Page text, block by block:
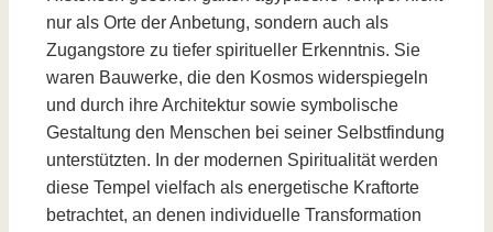
nur als Orte der Anbetung, sondern auch als
Zugangstore zu tiefer spiritueller Erkenntnis. Sie
waren Bauwerke, die den Kosmos widerspiegeln
und durch ihre Architektur sowie symbolische
Gestaltung den Menschen bei seiner Selbstfindung
unterstützten. In der modernen Spiritualität werden
diese Tempel vielfach als energetische Kraftorte
betrachtet, an denen individuelle Transformation